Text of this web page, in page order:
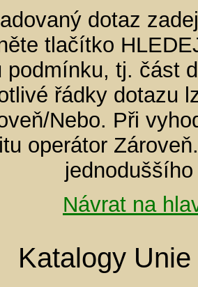
dotaz
tlačítko
podmínku, tj. část
řádky dotazu
Nebo. Při
operátor
Návrat na
Katalogy